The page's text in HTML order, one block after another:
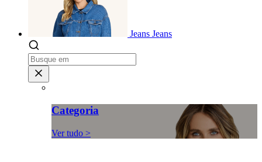
Jeans Jeans
Categoria
Ver tudo >